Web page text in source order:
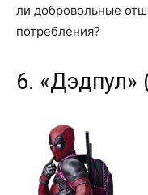
ли добровольные
потребления?
6. «Дэдпул»